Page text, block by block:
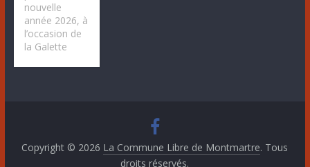
nouvelle
année 2026, à
l’occasion de
la Galette
Copyright © 2026 La Commune Libre de Montmartre. Tous
droits réservés.